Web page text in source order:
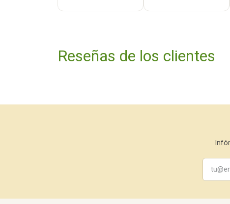
Reseñas de los clientes